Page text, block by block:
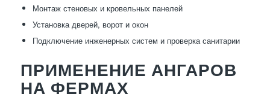
Монтаж стеновых и кровельных панелей
Установка дверей, ворот и окон
Подключение инженерных систем и проверка санитарии
ПРИМЕНЕНИЕ АНГАРОВ
НА ФЕРМАХ